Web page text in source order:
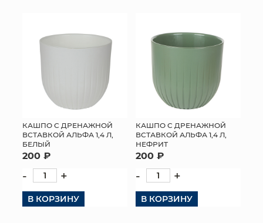
ИСКУССТВЕННЫЕ ЦВЕТЫ
ПАКЕТЫ И СУМКИ
ПОДАРОЧНЫЕ КАРТЫ
ТОРГОВЫЙ ЦЕНТР
ОПТОВЫМ КЛИЕНТАМ
ДОСТАВКА И ОПЛАТА
КАШПО С ДРЕНАЖНОЙ
ВСТАВКОЙ АЛЬФА 1,4 Л,
БЕЛЫЙ
200 ₽
- +
В КОРЗИНУ
КАШПО С ДРЕНАЖНОЙ
ВСТАВКОЙ АЛЬФА 1,4 Л,
НЕФРИТ
200 ₽
- +
В КОРЗИНУ